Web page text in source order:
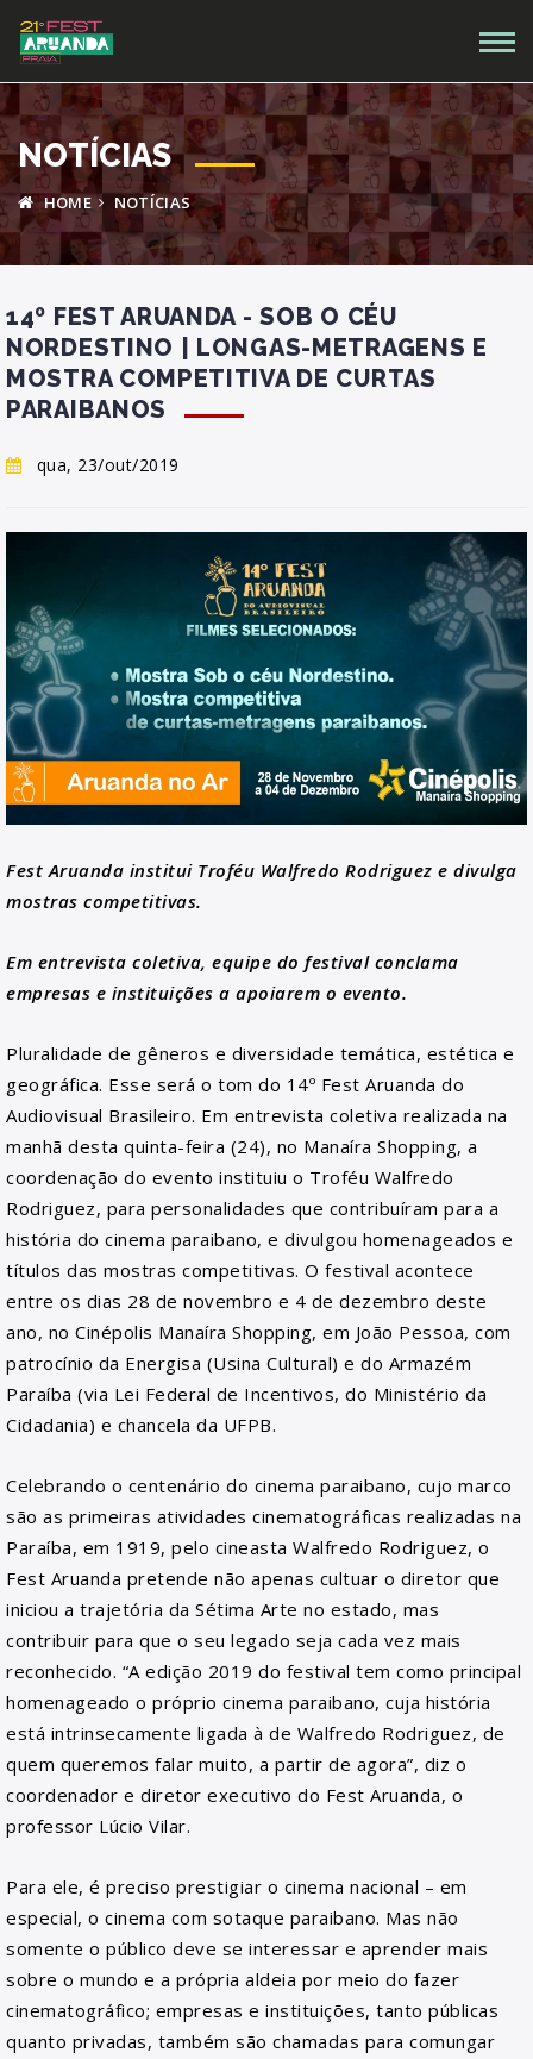
NOTÍCIAS
HOME NOTÍCIAS
14º FEST ARUANDA - SOB O CÉU
NORDESTINO | LONGAS-METRAGENS E
MOSTRA COMPETITIVA DE CURTAS
PARAIBANOS
qua, 23/out/2019
Fest Aruanda institui Troféu Walfredo Rodriguez e divulga
mostras competitivas.
Em entrevista coletiva, equipe do festival conclama
empresas e instituições a apoiarem o evento.
Pluralidade de gêneros e diversidade temática, estética e
geográfica. Esse será o tom do 14º Fest Aruanda do
Audiovisual Brasileiro. Em entrevista coletiva realizada na
manhã desta quinta-feira (24), no Manaíra Shopping, a
coordenação do evento instituiu o Troféu Walfredo
Rodriguez, para personalidades que contribuíram para a
história do cinema paraibano, e divulgou homenageados e
títulos das mostras competitivas. O festival acontece
entre os dias 28 de novembro e 4 de dezembro deste
ano, no Cinépolis Manaíra Shopping, em João Pessoa, com
patrocínio da Energisa (Usina Cultural) e do Armazém
Paraíba (via Lei Federal de Incentivos, do Ministério da
Cidadania) e chancela da UFPB.
Celebrando o centenário do cinema paraibano, cujo marco
são as primeiras atividades cinematográficas realizadas na
Paraíba, em 1919, pelo cineasta Walfredo Rodriguez, o
Fest Aruanda pretende não apenas cultuar o diretor que
iniciou a trajetória da Sétima Arte no estado, mas
contribuir para que o seu legado seja cada vez mais
reconhecido. “A edição 2019 do festival tem como principal
homenageado o próprio cinema paraibano, cuja história
está intrinsecamente ligada à de Walfredo Rodriguez, de
quem queremos falar muito, a partir de agora”, diz o
coordenador e diretor executivo do Fest Aruanda, o
professor Lúcio Vilar.
Para ele, é preciso prestigiar o cinema nacional – em
especial, o cinema com sotaque paraibano. Mas não
somente o público deve se interessar e aprender mais
sobre o mundo e a própria aldeia por meio do fazer
cinematográfico; empresas e instituições, tanto públicas
quanto privadas, também são chamadas para comungar